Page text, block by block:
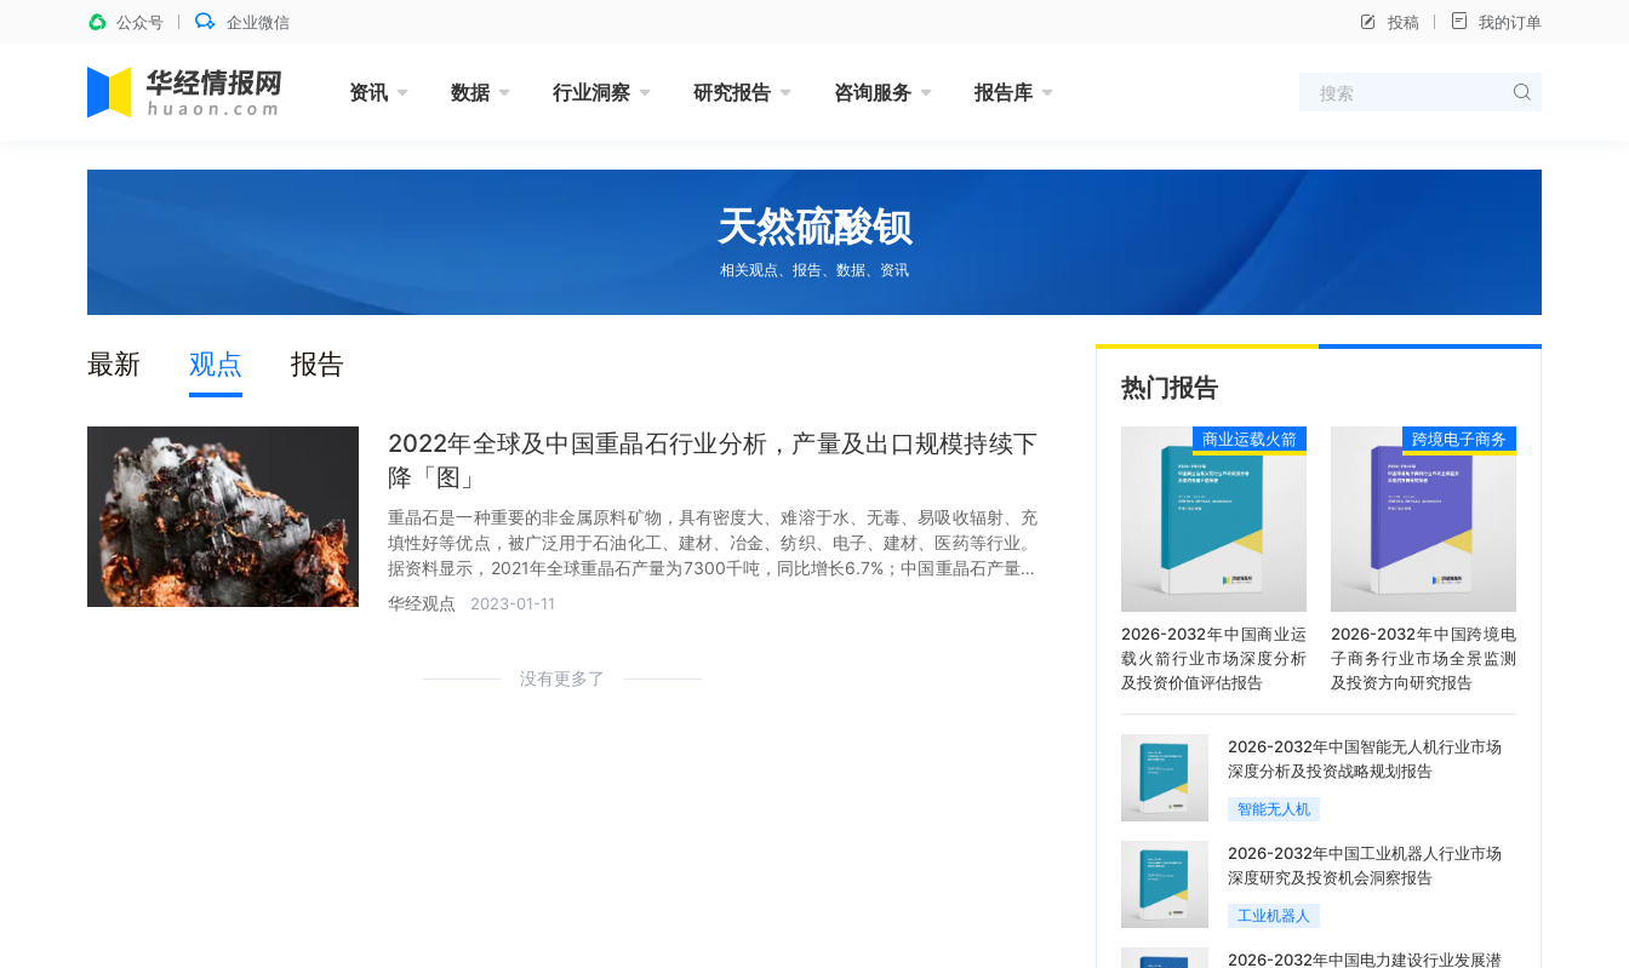
公众号 企业微信 投稿 我的订单
资讯 数据 行业洞察 研究报告 咨询服务 报告库
天然硫酸钡
相关观点、报告、数据、资讯
最新 观点 报告
2022年全球及中国重晶石行业分析，产量及出口规模持续下
降「图」
重晶石是一种重要的非金属原料矿物，具有密度大、难溶于水、无毒、易吸收辐射、充
填性好等优点，被广泛用于石油化工、建材、冶金、纺织、电子、建材、医药等行业。
据资料显示，2021年全球重晶石产量为7300千吨，同比增长6.7%；中国重晶石产量为
2800千吨，同比增长12%。
华经观点 2023-01-11
没有更多了
热门报告
商业运载火箭
2026-2032年中国商业运
载火箭行业市场深度分析
及投资价值评估报告
跨境电子商务
2026-2032年中国跨境电
子商务行业市场全景监测
及投资方向研究报告
2026-2032年中国智能无人机行业市场
深度分析及投资战略规划报告
智能无人机
2026-2032年中国工业机器人行业市场
深度研究及投资机会洞察报告
工业机器人
2026-2032年中国电力建设行业发展潜